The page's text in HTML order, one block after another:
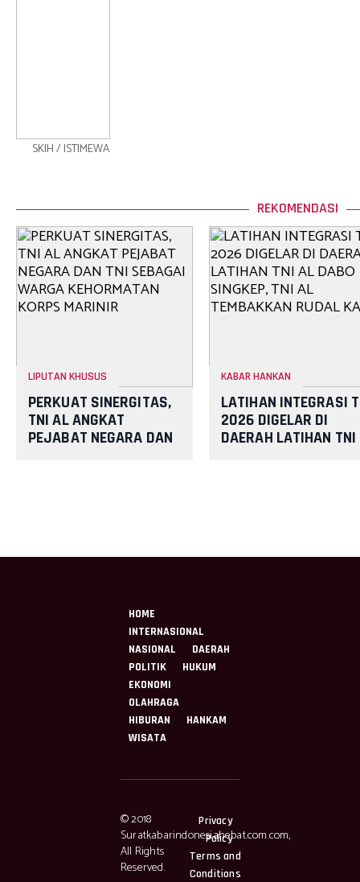
SKIH / ISTIMEWA
REKOMENDASI
LIPUTAN KHUSUS
PERKUAT SINERGITAS,
TNI AL ANGKAT
PEJABAT NEGARA DAN
KABAR HANKAN
LATIHAN INTEGRASI
2026 DIGELAR DI
DAERAH LATIHAN TNI
HOME
INTERNASIONAL
NASIONAL
DAERAH
POLITIK
HUKUM
EKONOMI
OLAHRAGA
HIBURAN
HANKAM
WISATA
© 2018
Suratkabarindonesiahebat.com.com,
All Rights
Reserved.
Privacy
Policy
Terms and
Conditions